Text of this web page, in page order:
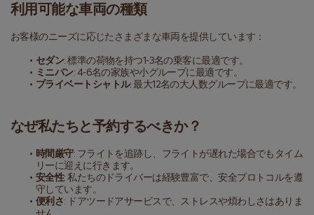
利用可能な車両の種類
お客様のニーズに応じたさまざまな車両を提供しています：
セダン: 標準の荷物を持つ1-3名の乗客に最適です。
ミニバン: 4-6名の家族や小グループに最適です。
プライベートシャトル: 最大12名の大人数グループに最適です。
なぜ私たちと予約するべきか？
時間厳守: フライトを追跡し、フライトが遅れた場合でもタイム
リーに迎えに行きます。
安全性: 私たちのドライバーは経験豊富で、安全プロトコルを遵
守しています。
便利さ: ドアツードアサービスで、ストレスや煩わしさはありま